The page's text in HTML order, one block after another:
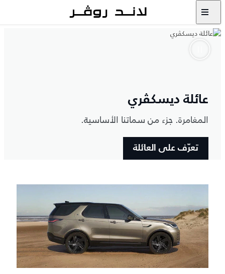
عائلة ديسكڤري
المغامرة. جزء من سماتنا الأساسية.
تعرّف على العائلة